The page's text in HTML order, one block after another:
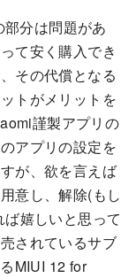
分は問題があ
て安く購入でき
その代償となる
トがメリットを
謹製アプリの
アプリの設定を
が、欲を言えば
意し、解除(もし
嬉しいと思って
されているサブ
MIUI 12 for